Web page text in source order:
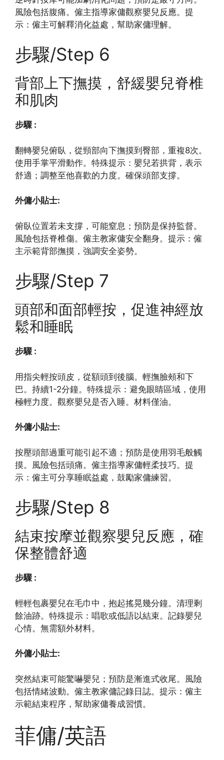
風險包括腹痛。僱主指導家傭觀察嬰兒反應。提
示：僱主可解釋消化益處，幫助家傭理解。
步驟/Step 6
背部上下撫摸，舒緩嬰兒脊椎
和肌肉
步驟 :
翻轉嬰兒俯臥，從頸部向下撫摸到臀部，重複8次。
使用手掌平滑動作。特殊提示：嬰兒若拱背，表示
舒適；調整至他喜歡的力度。確保頭部支撐。
外傭小貼士:
俯臥位置若未支撐，可能窒息；預防是保持監督。
風險包括脊椎傷。僱主教家傭安全翻身。提示：僱
主示範背部撫摸，強調安全姿勢。
步驟/Step 7
頭部和面部輕按，促進神經放
鬆和睡眠
步驟 :
用指尖輕按頭皮，從額頭到後腦。輕撫臉頰和下
巴。持續1-2分鐘。特殊提示：避免眼睛區域，使用
極輕力度。觀察嬰兒是否入睡。材料僅油。
外傭小貼士:
按壓頭部過重可能引起不適；預防是使用羽毛般觸
摸。風險包括頭痛。僱主指導家傭輕柔技巧。提
示：僱主可分享睡眠益處，鼓勵家傭練習。
步驟/Step 8
結束按摩並觀察嬰兒反應，確
保整體舒適
步驟 :
輕輕包裹嬰兒在毛巾中，抱起搖晃幾分鐘。清理剩
餘油跡。特殊提示：唱歌或低語以結束。記錄嬰兒
心情。無需額外材料。
外傭小貼士:
突然結束可能驚嚇嬰兒；預防是漸進式收尾。風險
包括情緒波動。僱主教家傭記錄日誌。提示：僱主
示範結束程序，幫助家傭養成習慣。
菲傭/英語